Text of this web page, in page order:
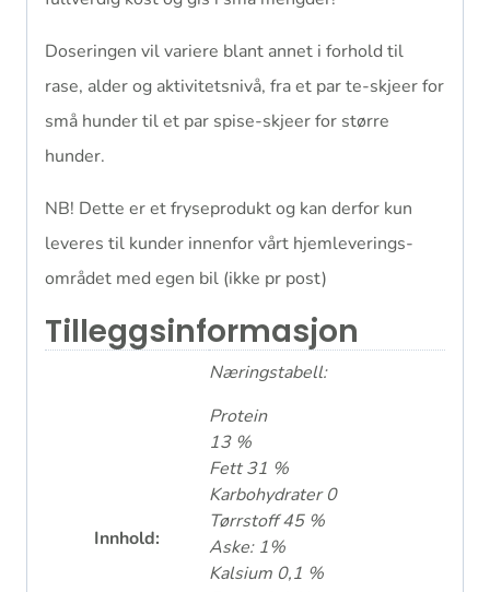
Doseringen vil variere blant annet i forhold til
rase, alder og aktivitetsnivå, fra et par te-skjeer for
små hunder til et par spise-skjeer for større
hunder.
NB! Dette er et fryseprodukt og kan derfor kun
leveres til kunder innenfor vårt hjemleverings-
området med egen bil (ikke pr post)
Tilleggsinformasjon
Innhold:
Næringstabell:
Protein
13 %
Fett 31 %
Karbohydrater 0
Tørrstoff 45 %
Aske: 1%
Kalsium 0,1 %